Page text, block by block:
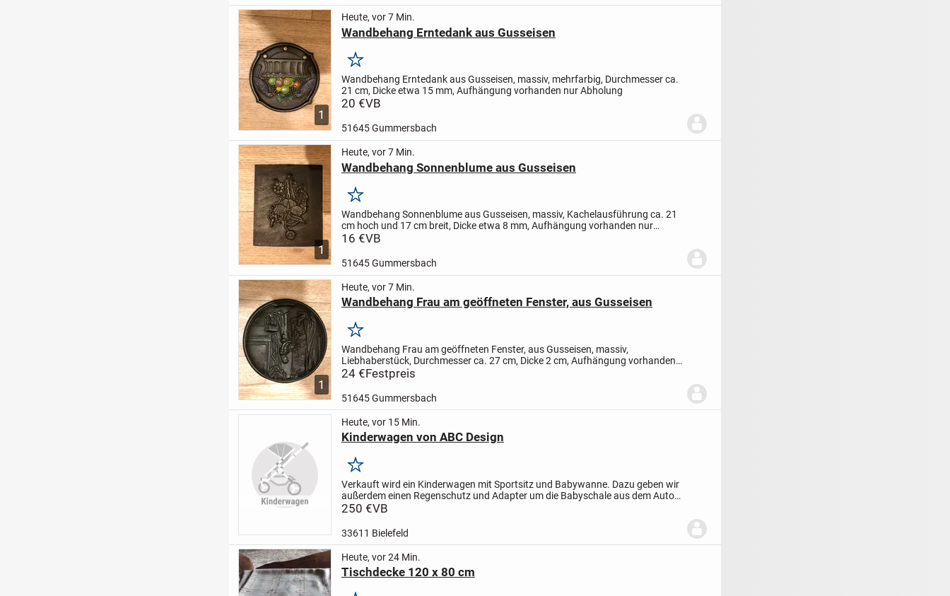
1
Heute, vor 7 Min.
Wandbehang Erntedank aus Gusseisen
Merken
Wandbehang Erntedank aus Gusseisen, massiv, mehrfarbig, Durchmesser ca.
21 cm, Dicke etwa 15 mm, Aufhängung vorhanden nur Abholung
20 €VB
51645 Gummersbach
1
Heute, vor 7 Min.
Wandbehang Sonnenblume aus Gusseisen
Merken
Wandbehang Sonnenblume aus Gusseisen, massiv, Kachelausführung ca. 21
cm hoch und 17 cm breit, Dicke etwa 8 mm, Aufhängung vorhanden nur
Abholung
16 €VB
51645 Gummersbach
1
Heute, vor 7 Min.
Wandbehang Frau am geöffneten Fenster, aus Gusseisen
Merken
Wandbehang Frau am geöffneten Fenster, aus Gusseisen, massiv,
Liebhaberstück, Durchmesser ca. 27 cm, Dicke 2 cm, Aufhängung vorhanden
nur Abholung
24 €Festpreis
51645 Gummersbach
Heute, vor 15 Min.
Kinderwagen von ABC Design
Merken
Verkauft wird ein Kinderwagen mit Sportsitz und Babywanne. Dazu geben wir
außerdem einen Regenschutz und Adapter um die Babyschale aus dem Auto
direkt zu befestigenden.
250 €VB
33611 Bielefeld
Heute, vor 24 Min.
Tischdecke 120 x 80 cm